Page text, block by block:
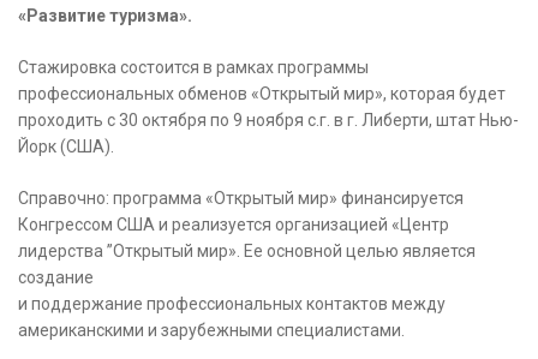
«Развитие туризма».
Стажировка состоится в рамках программы
профессиональных обменов «Открытый мир», которая будет
проходить с 30 октября по 9 ноября с.г. в г. Либерти, штат Нью-
Йорк (США).
Справочно: программа «Открытый мир» финансируется
Конгрессом США и реализуется организацией «Центр
лидерства ”Открытый мир». Ее основной целью является
создание
и поддержание профессиональных контактов между
американскими и зарубежными специалистами.